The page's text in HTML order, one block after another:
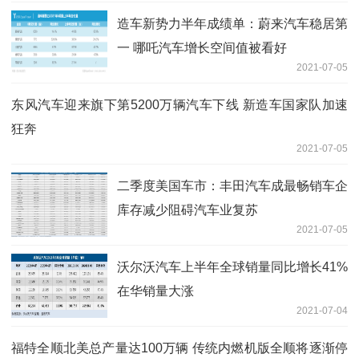
造车新势力半年成绩单：蔚来汽车稳居第
一 哪吒汽车增长空间值被看好
2021-07-05
东风汽车迎来旗下第5200万辆汽车下线 新造车国家队加速
狂奔
2021-07-05
二季度美国车市：丰田汽车成最畅销车企
库存减少阻碍汽车业复苏
2021-07-05
沃尔沃汽车上半年全球销量同比增长41%
在华销量大涨
2021-07-04
福特全顺北美总产量达100万辆 传统内燃机版全顺将逐渐停